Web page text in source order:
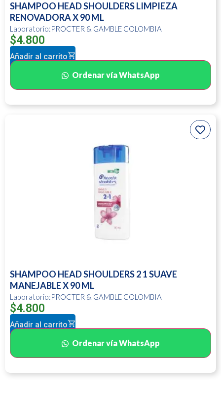
SHAMPOO HEAD SHOULDERS LIMPIEZA
RENOVADORA X 90 ML
Laboratorio:PROCTER & GAMBLE COLOMBIA
$4.800
Añadir al carrito
Ordenar vía WhatsApp
SHAMPOO HEAD SHOULDERS 2 1 SUAVE
MANEJABLE X 90 ML
Laboratorio:PROCTER & GAMBLE COLOMBIA
$4.800
Añadir al carrito
Ordenar vía WhatsApp